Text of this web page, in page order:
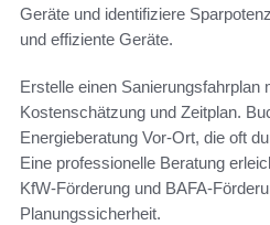
Geräte und identifiziere
und effiziente Geräte.
Erstelle einen Sanierungsfahrplan
Kostenschätzung und Zeitplan.
Energieberatung Vor-Ort, die oft
Eine professionelle Beratung
KfW-Förderung und BAFA-
Planungssicherheit.